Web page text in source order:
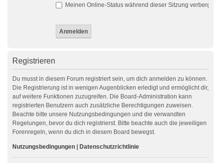
Meinen Online-Status während dieser Sitzung verbergen
Registrieren
Du musst in diesem Forum registriert sein, um dich anmelden zu können.
Die Registrierung ist in wenigen Augenblicken erledigt und ermöglicht dir,
auf weitere Funktionen zuzugreifen. Die Board-Administration kann
registrierten Benutzern auch zusätzliche Berechtigungen zuweisen.
Beachte bitte unsere Nutzungsbedingungen und die verwandten
Regelungen, bevor du dich registrierst. Bitte beachte auch die jeweiligen
Forenregeln, wenn du dich in diesem Board bewegst.
Nutzungsbedingungen Datenschutzrichtlinie